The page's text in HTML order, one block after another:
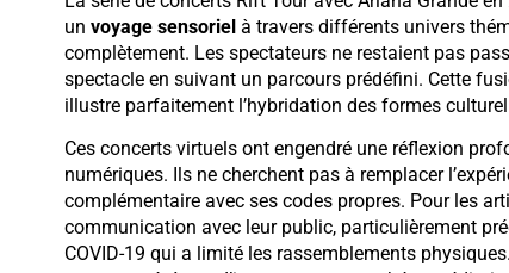
un voyage sensorielà travers différents univers
complètement. Les spectateurs ne restaient pas
spectacle en suivant un parcours prédéfini. Cette
illustre parfaitement l’hybridation des formes
Ces concerts virtuels ont engendré une réflexion
numériques. Ils ne cherchent pas à remplacer
complémentaire avec ses codes propres. Pour les
communication avec leur public, particulièrement
COVID-19 qui a limité les rassemblements